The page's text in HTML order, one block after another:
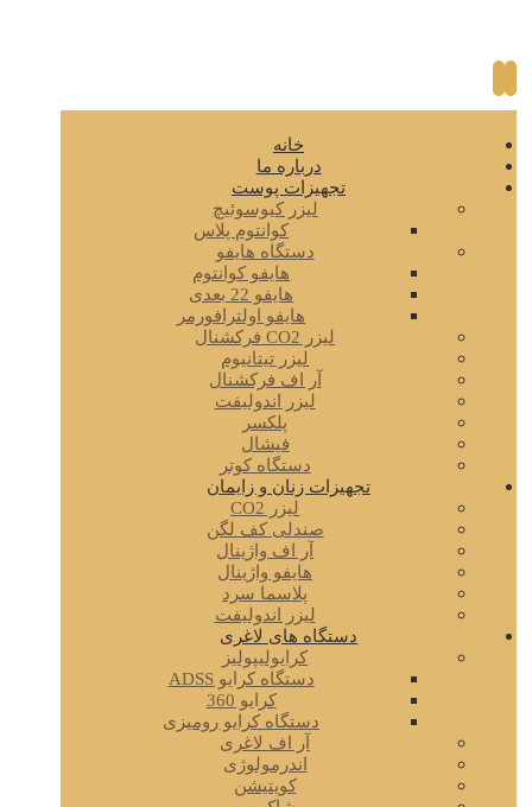
خانه
درباره ما
تجهیزات پوست
لیزر کیوسوئیچ
کوانتوم پلاس
دستگاه هایفو
هایفو کوانتوم
هایفو 22 بعدی
هایفو اولترافورمر
لیزر CO2 فرکشنال
لیزر تیتانیوم
آر اف فرکشنال
لیزر اندولیفت
پلکسر
فیشال
دستگاه کوتر
تجهیزات زنان و زایمان
لیزر CO2
صندلی کف لگن
آر اف واژینال
هایفو واژینال
پلاسما سرد
لیزر اندولیفت
دستگاه های لاغری
کرایولیپولیز
دستگاه کرایو ADSS
کرایو 360
دستگاه کرایو رومیزی
آر اف لاغری
اندرمولوژی
کویتیشن